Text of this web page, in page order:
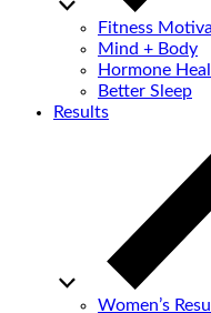
Fitness
Mind + Body
Hormone
Better Sleep
Results
Women’s